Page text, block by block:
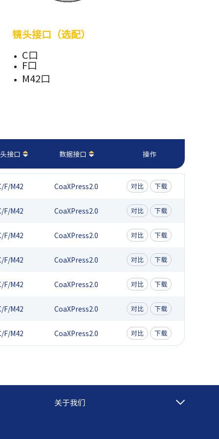
镜头接口（选配）
C口
F口
M42口
接口 数据接口 操作
F/M42 CoaXPress2.0 对比 下载
F/M42 CoaXPress2.0 对比 下载
F/M42 CoaXPress2.0 对比 下载
F/M42 CoaXPress2.0 对比 下载
F/M42 CoaXPress2.0 对比 下载
F/M42 CoaXPress2.0 对比 下载
F/M42 CoaXPress2.0 对比 下载
关于我们